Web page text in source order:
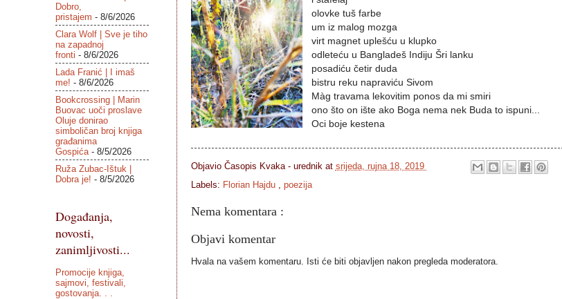
olovke tuš farbe
um iz malog mozga
virt magnet uplešću u klupko
odleteću u Bangladeš Indiju Šri lanku
posadiću četir duda
bistru reku napraviću Sivom
Màg travama lekovitim ponos da mi smiri
ono što on ište ako Boga nema nek Buda to ispuni...
Oci boje kestena
Objavio Časopis Kvaka - urednik at srijeda, rujna 18, 2019
Labels: Florian Hajdu poezija
Nema komentara :
Objavi komentar
Hvala na vašem komentaru. Isti će biti objavljen nakon pregleda moderatora.
Dobro,
pristajem - 8/6/2026
Clara Wolf | Sve je tiho
na zapadnoj
fronti - 8/6/2026
Lada Franić | I imaš
me! - 8/6/2026
Bookcrossing | Marin
Buovac uoči proslave
Oluje donirao
simboličan broj knjiga
građanima
Gospića- 8/5/2026
Ruža Zubac-Ištuk |
Dobra je! - 8/5/2026
Događanja,
novosti,
zanimljivosti...
Promocije knjiga,
sajmovi, festivali,
gostovanja. . .